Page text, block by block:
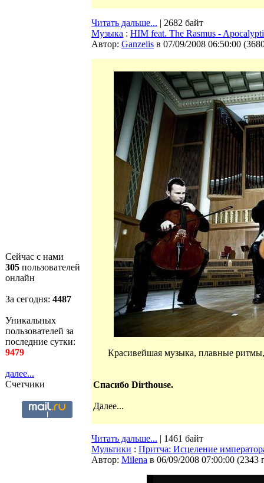
Сейчас с нами
305 пользователей
онлайн
За сегодня: 4487
Уникальных
пользователей за
последние сутки:
9479
далее...
Счетчики
Читать дальше... | 2682 байт
Музыка : HIM feat. The Rasmus -
Автор: Ganzelis в 07/09/2008 06:50:00 (
Красивейшая музыка, плавные
Спасибо Dirthouse.
Далее...
Читать дальше... | 1461 байт
Мультики : Притча: Исцеление
Автор: Milena в 06/09/2008 07:00:00 (2343